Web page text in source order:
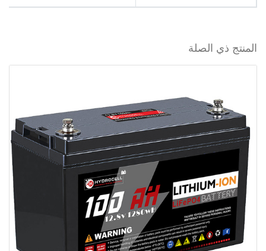
المنتج ذي الصلة